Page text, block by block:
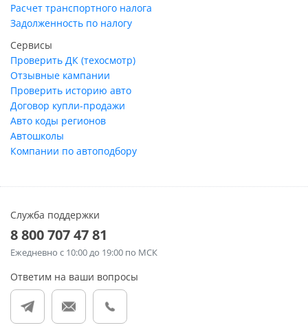
Расчет транспортного налога
Задолженность по налогу
Сервисы
Проверить ДК (техосмотр)
Отзывные кампании
Проверить историю авто
Договор купли-продажи
Авто коды регионов
Автошколы
Компании по автоподбору
Служба поддержки
8 800 707 47 81
Ежедневно с 10:00 до 19:00 по МСК
Ответим на ваши вопросы